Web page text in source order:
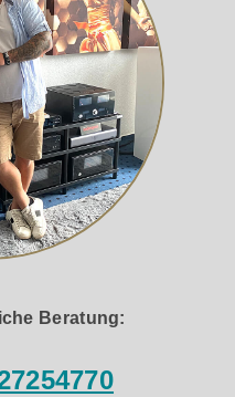
Beratung: